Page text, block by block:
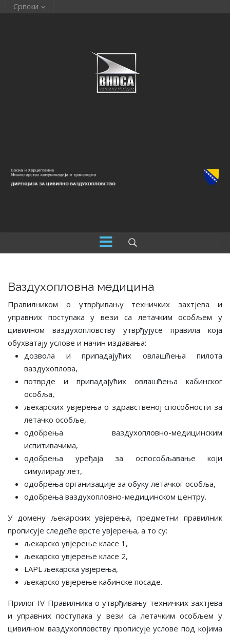
Српски
Ваздухопловна медицина
Правилником о утврђивању техничких захтјева и
управних поступака у вези са летачким особљем у
цивилном ваздухопловству утврђујусе правила која
обухватају услове и начин издавања:
дозвола и припадајућих овлашћења пилота
ваздухоплова,
потврде и припадајућих овлашћења кабинског
особља,
љекарских увјерења о здравственој способности за
летачко особље,
одобрења ваздухопловно-медицинским
испитивачима,
одобрења уређаја за оспособљавање који
симулирају лет,
одобрења организације за обуку летачког особља,
одобрења ваздухопловно-медицинском центру.
У домену љекарских увјерења, предметни правилник
прописује следеће врсте увјерења, а то су:
љекарско увјерење класе 1,
љекарско увјерење класе 2,
LAPL љекарска увјерења,
љекарско увјерење кабинске посаде.
Прилог IV Правилника о утврђивању техничких захтјева
и управних поступака у вези са летачким особљем у
цивилном ваздухопловству прописује услове под којима